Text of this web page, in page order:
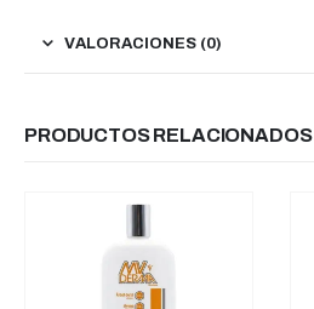
VALORACIONES (0)
PRODUCTOS RELACIONADOS